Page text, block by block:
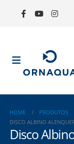
HOME PRODUTOS
DISCO ALBINO
Disco